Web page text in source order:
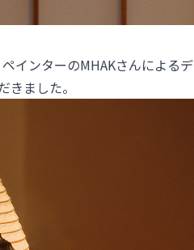
インターのMHAKさんによるデ
ました。